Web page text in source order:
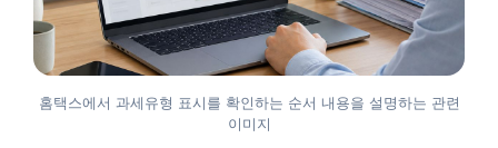
홈택스에서 과세유형 표시를 확인하는 순서 내용을 설명하는 관련
이미지